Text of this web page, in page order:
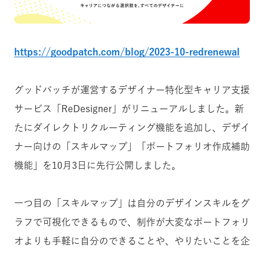
https://goodpatch.com/blog/2023-10-redrenewal
グッドパッチが運営するデザイナー特化型キャリア支援
サービス「ReDesigner」がリニューアルしました。新
たにダイレクトリクルーティング機能を追加し、デザイ
ナー向けの「スキルマップ」「ポートフォリオ作成補助
機能」を10月3日に先行公開しました。
一つ目の「スキルマップ」は自分のデザインスキルをグ
ラフで可視化できるもので、制作が大変なポートフォリ
オよりも手軽に自分のできることや、やりたいことを企